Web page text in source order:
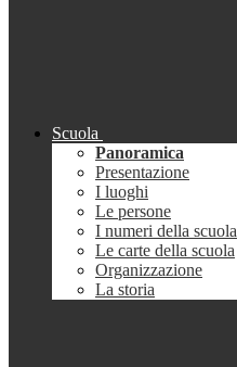
Scuola
Panoramica
Presentazione
I luoghi
Le persone
I numeri della scuola
Le carte della scuola
Organizzazione
La storia